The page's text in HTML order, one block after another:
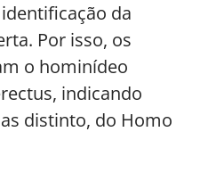
da
Por isso, os
o hominídeo
indicando
distinto, do Homo